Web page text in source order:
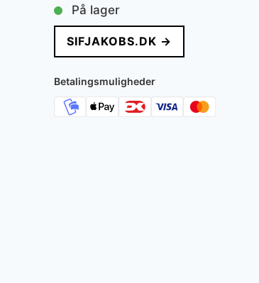
På lager
SIFJAKOBS.DK →
Betalingsmuligheder